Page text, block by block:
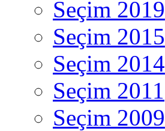
Seçim 2019
Seçim 2015
Seçim 2014
Seçim 2011
Seçim 2009